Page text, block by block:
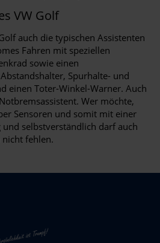
VW Golf
auch die typischen Assistenten
Fahren mit speziellen
sowie einen
Spurhalte- und
einen Toter-Winkel-Warner. Auch
Wer möchte,
Sensoren und somit mit einer
selbstverständlich darf auch
nicht fehlen.